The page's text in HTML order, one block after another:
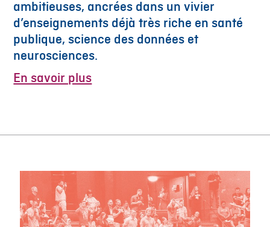
ambitieuses, ancrées dans un vivier
d’enseignements déjà très riche en santé
publique, science des données et
neurosciences.
En savoir plus